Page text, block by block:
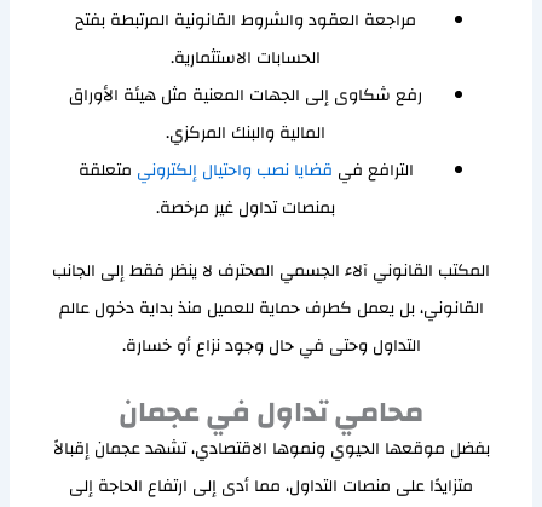
مراجعة العقود والشروط القانونية المرتبطة بفتح
الحسابات الاستثمارية.
رفع شكاوى إلى الجهات المعنية مثل هيئة الأوراق
المالية والبنك المركزي.
الترافع في قضايا نصب واحتيال إلكتروني متعلقة
بمنصات تداول غير مرخصة.
المكتب القانوني آلاء الجسمي المحترف لا ينظر فقط إلى الجانب
القانوني، بل يعمل كطرف حماية للعميل منذ بداية دخول عالم
التداول وحتى في حال وجود نزاع أو خسارة.
محامي تداول في عجمان
بفضل موقعها الحيوي ونموها الاقتصادي، تشهد عجمان إقبالاً
متزايدًا على منصات التداول، مما أدى إلى ارتفاع الحاجة إلى